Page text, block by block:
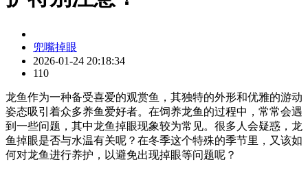
兜嘴掉眼
2026-01-24 20:18:34
110
龙鱼作为一种备受喜爱的观赏鱼，其独特的外形和优雅的游动
姿态吸引着众多养鱼爱好者。在饲养龙鱼的过程中，常常会遇
到一些问题，其中龙鱼掉眼现象较为常见。很多人会疑惑，龙
鱼掉眼是否与水温有关呢？在冬季这个特殊的季节里，又该如
何对龙鱼进行养护，以避免出现掉眼等问题呢？